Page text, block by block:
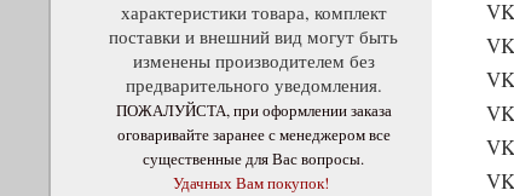
характеристики товара, комплект
поставки и внешний вид могут быть
изменены производителем без
предварительного уведомления.
ПОЖАЛУЙСТА, при оформлении заказа
оговаривайте заранее с менеджером все
существенные для Вас вопросы.
Удачных Вам покупок!